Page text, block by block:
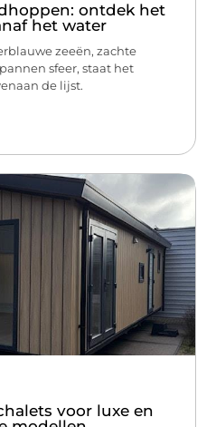
ontdek het
het water
zeeën, zachte
sfeer, staat het
de lijst.
voor luxe en